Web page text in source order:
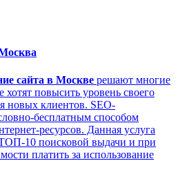
сайта в Москве решают многие
повысить уровень своего
новых клиентов. SEO-
бесплатным способом
ресурсов. Данная услуга
10 поисковой выдачи и при
платить за использование